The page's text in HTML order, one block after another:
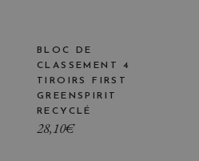
BLOC DE
CLASSEMENT 4
TIROIRS FIRST
GREENSPIRIT
RECYCLÉ
28,10€